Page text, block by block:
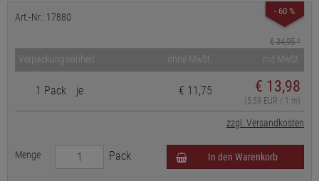
- 60 %
Art.-Nr.: 17880
€ 34,95*
Verpackungseinheit ohne MwSt. mit MwSt.
1 Pack je € 11,75 € 13,98
(5,59 EUR / 1 m)
zzgl. Versandkosten
Menge Pack In den Warenkorb